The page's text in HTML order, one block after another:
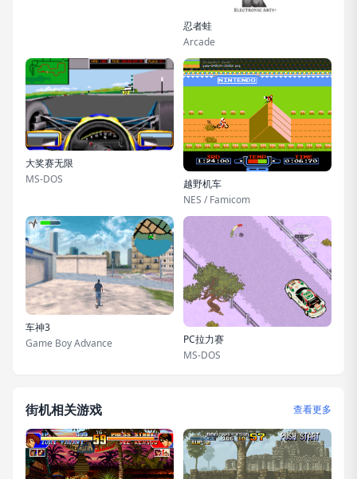
忍者蛙
Arcade
大奖赛无限
MS-DOS
越野机车
NES / Famicom
车神3
Game Boy Advance
PC拉力赛
MS-DOS
街机相关游戏 查看更多